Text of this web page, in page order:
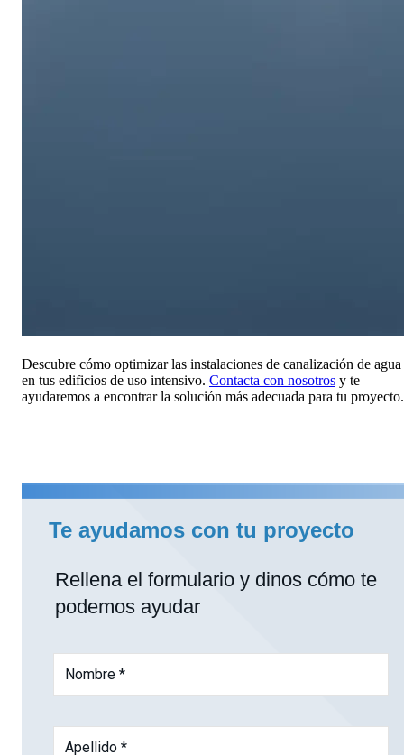
Descubre cómo optimizar las instalaciones de canalización de agua
en tus edificios de uso intensivo. Contacta con nosotros y te
ayudaremos a encontrar la solución más adecuada para tu proyecto.